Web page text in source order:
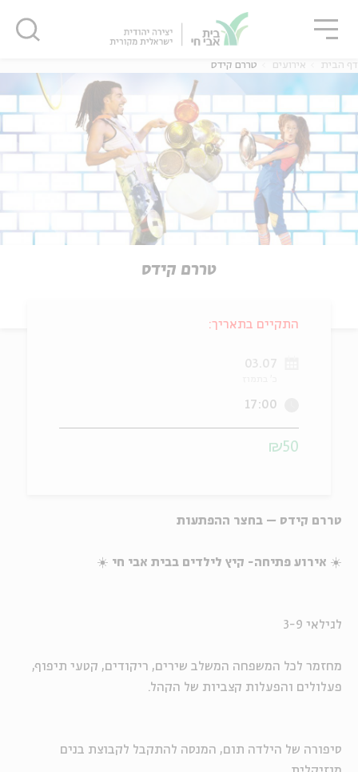
דף הבית אירועים טררם קידס
טררם קידס
טררם קידס – בחצר ההפתעות
☀️ אירוע פתיחה- קיץ לילדים בבית אבי חי ☀️
לגילאי 3-9
מחזמר לכל המשפחה המשלב שירים, ריקודים, קטעי תיפוף,
פעלולים והפעלות קצביות של הקהל.
סיפורה של הילדה תום, המנסה להתקבל לקבוצת בנים
התקיים בתאריך:
03.07
17:00
₪50
סגור